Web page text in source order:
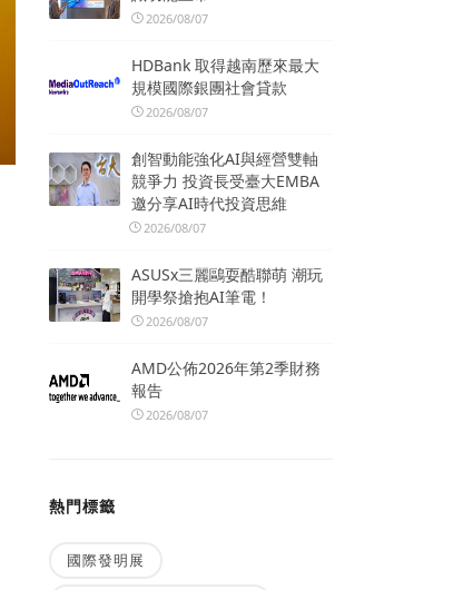
2026/08/07
HDBank 取得越南歷來最大
規模國際銀團社會貸款
2026/08/07
創智動能強化AI與經營雙軸
競爭力 投資長受臺大EMBA
邀分享AI時代投資思維
2026/08/07
ASUSx三麗鷗耍酷聯萌 潮玩
開學祭搶抱AI筆電！
2026/08/07
AMD公佈2026年第2季財務
報告
2026/08/07
熱門標籤
國際發明展